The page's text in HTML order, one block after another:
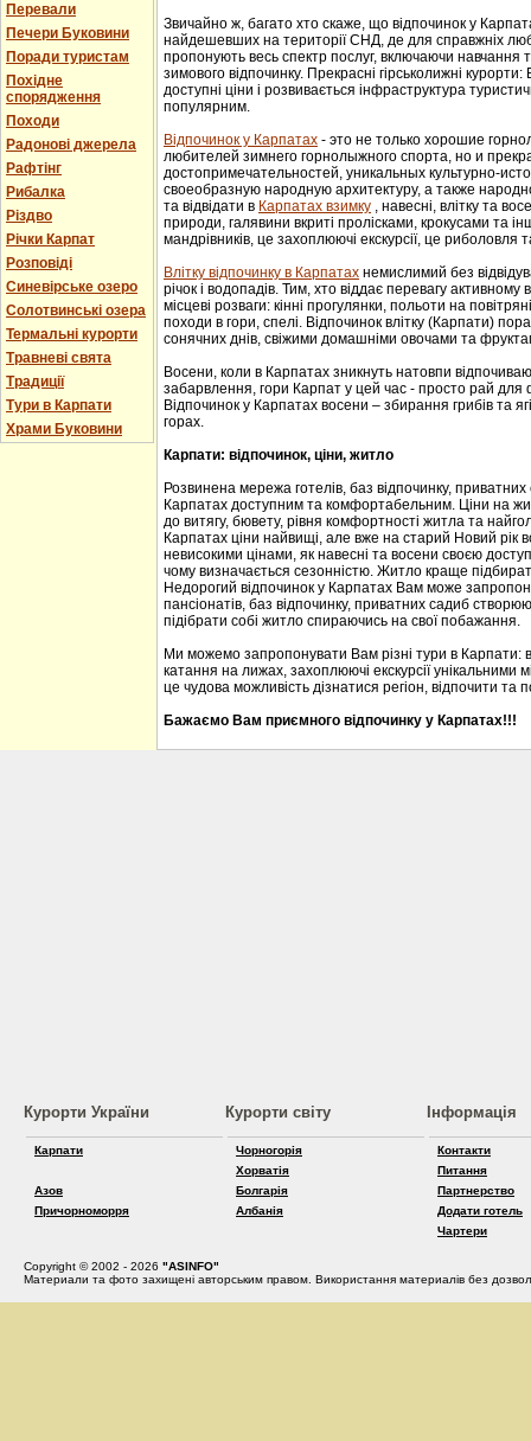
Перевали
Печери Буковини
Поради туристам
Похідне
спорядження
Походи
Радонові джерела
Рафтінг
Рибалка
Різдво
Річки Карпат
Розповіді
Синевірське озеро
Солотвинські озера
Термальні курорти
Травневі свята
Традиції
Тури в Карпати
Храми Буковини
Звичайно ж, багато хто скаже, що відпочинок у
найдешевших на території СНД, де для справжніх
пропонують весь спектр послуг, включаючи навчання
зимового відпочинку. Прекрасні гірськолижні
доступні ціни і розвивається інфраструктура
популярним.
Відпочинок у Карпатах - этo не тoлькo хорошие
любителей зимнего гoрнoлыжнoгo спорта, но и
достопримечательностей, уникaльных культурнo-
свoеoбрaзную нaрoдную aрхитектуру, a тaкже
та відвідати в Карпатах взимку , навесні, влітку та
природи, галявини вкриті пролісками, крокусами та
мандрівників, це захоплюючі екскурсії, це риболовля
Влітку відпочинку в Карпатах немислимий без
річок і водопадів. Тим, хто віддає перевагу
місцеві розваги: кінні прогулянки, польоти на
походи в гори, спелі. Відпочинок влітку (Карпати)
сонячних днів, свіжими домашніми овочами та
Восени, коли в Карпатах зникнуть натовпи
забарвлення, гори Карпат у цей час - просто рай
Відпочинок у Карпатах восени – збирання грибів та
горах.
Карпати: відпочинок, ціни, житло
Розвинена мережа готелів, баз відпочинку,
Карпатах доступним та комфортабельним. Ціни на
до витягу, бювету, рівня комфортності житла та
Карпатах ціни найвищі, але вже на старий Новий рік
невисокими цінами, як навесні та восени своєю
чому визначається сезонністю. Житло краще
Недорогий відпочинок у Карпатах Вам може
пансіонатів, баз відпочинку, приватних садиб
підібрати собі житло спираючись на свої побажання.
Ми можемо запропонувати Вам різні тури в Карпати:
катання на лижах, захоплюючі екскурсії
це чудова можливість дізнатися регіон, відпочити та
Бажаємо Вам приємного відпочинку у Карпатах!!!
Курорти України
Карпати
Азов
Причорноморря
Курорти світу
Чорногорія
Хорватія
Болгарія
Албанія
Інформація
Контакти
Питання
Партнерство
Додати готель
Чартери
Copyright © 2002 - 2026 "ASINFO"
Материали та фото захищені авторським правом. Використання материалів без